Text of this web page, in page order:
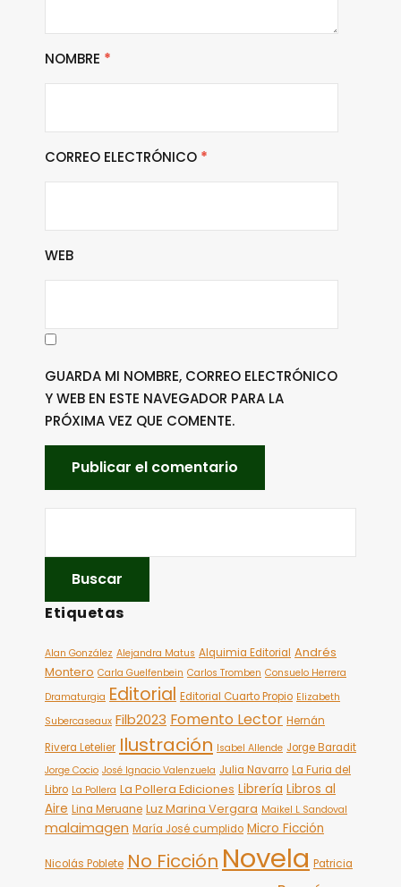
NOMBRE *
CORREO ELECTRÓNICO *
WEB
GUARDA MI NOMBRE, CORREO ELECTRÓNICO
Y WEB EN ESTE NAVEGADOR PARA LA
PRÓXIMA VEZ QUE COMENTE.
Etiquetas
Alan González Alejandra Matus Alquimia Editorial Andrés
Montero Carla Guelfenbein Carlos Tromben Consuelo Herrera
Dramaturgia Editorial Editorial Cuarto Propio Elizabeth
Subercaseaux Filb2023 Fomento Lector Hernán
Rivera Letelier Ilustración Isabel Allende Jorge Baradit
Jorge Cocio José Ignacio Valenzuela Julia Navarro La Furia del
Libro La Pollera La Pollera Ediciones Librería Libros al
Aire Lina Meruane Luz Marina Vergara Maikel L Sandoval
malaimagen María José cumplido Micro Ficción
Nicolás Poblete No Ficción Novela Patricia